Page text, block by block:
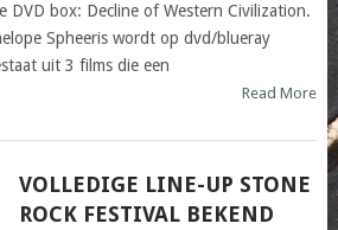
DVD box: Decline of Western Civilization.
Spheeris wordt op dvd/blueray
uit 3 films die een
Read More
VOLLEDIGE LINE-UP STONE
ROCK FESTIVAL BEKEND